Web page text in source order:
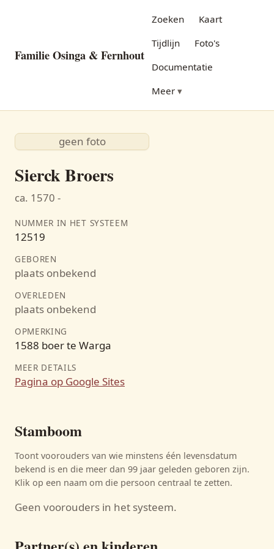
Familie Osinga & Fernhout
Zoeken
Kaart
Tijdlijn
Foto's
Documentatie
Meer
geen foto
Sierck Broers
ca. 1570 -
NUMMER IN HET SYSTEEM
12519
GEBOREN
plaats onbekend
OVERLEDEN
plaats onbekend
OPMERKING
1588 boer te Warga
MEER DETAILS
Pagina op Google Sites
Stamboom
Toont voorouders van wie minstens één levensdatum
bekend is en die meer dan 99 jaar geleden geboren zijn.
Klik op een naam om die persoon centraal te zetten.
Geen voorouders in het systeem.